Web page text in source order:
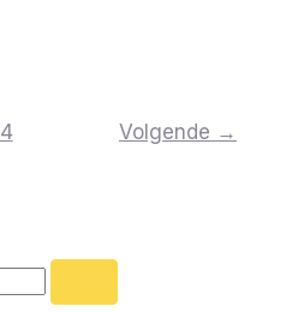
4 Volgende →